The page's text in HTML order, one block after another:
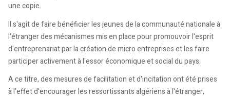
une copie.
Il s'agit de faire bénéficier les jeunes de la communauté nationale à
l'étranger des mécanismes mis en place pour promouvoir l'esprit
d'entreprenariat par la création de micro entreprises et les faire
participer activement à l'essor économique et social du pays.
A ce titre, des mesures de facilitation et d'incitation ont été prises
à l'effet d'encourager les ressortissants algériens à l'étranger,